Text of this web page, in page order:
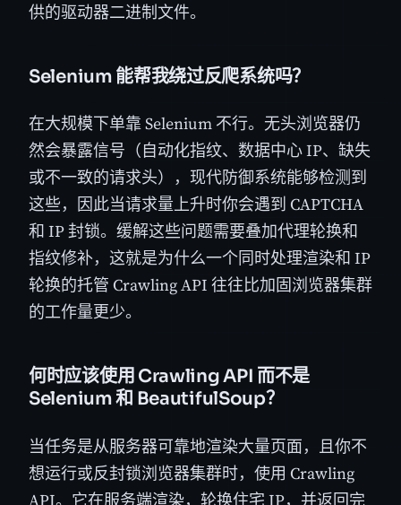
供的驱动器二进制文件。
Selenium 能帮我绕过反爬系统吗？
在大规模下单靠 Selenium 不行。无头浏览器仍
然会暴露信号（自动化指纹、数据中心 IP、缺失
或不一致的请求头），现代防御系统能够检测到
这些，因此当请求量上升时你会遇到 CAPTCHA
和 IP 封锁。缓解这些问题需要叠加代理轮换和
指纹修补，这就是为什么一个同时处理渲染和 IP
轮换的托管 Crawling API 往往比加固浏览器集群
的工作量更少。
何时应该使用 Crawling API 而不是
Selenium 和 BeautifulSoup？
当任务是从服务器可靠地渲染大量页面，且你不
想运行或反封锁浏览器集群时，使用 Crawling
API。它在服务端渲染，轮换住宅 IP，并返回完